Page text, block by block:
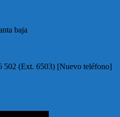
baja
502 (Ext. 6503) [Nuevo teléfono]